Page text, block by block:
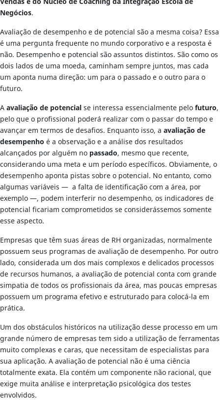
Negócios.
Avaliação de desempenho e de potencial são a mesma coisa? Essa
é uma pergunta frequente no mundo corporativo e a resposta é
não. Desempenho e potencial são assuntos distintos. São como os
dois lados de uma moeda, caminham sempre juntos, mas cada
um aponta numa direção: um para o passado e o outro para o
futuro.
Aavaliação de potencialse interessa essencialmente pelofuturo,
pelo que o profissional poderá realizar com o passar do tempo e
avançar em termos de desafios. Enquanto isso, a avaliação de
desempenho é a observação e a análise dos resultados
alcançados por alguém no passado, mesmo que recente,
considerando uma meta e um período específicos. Obviamente, o
desempenho aponta pistas sobre o potencial. No entanto, como
algumas variáveis — a falta de identificação com a área, por
exemplo —, podem interferir no desempenho, os indicadores de
potencial ficariam comprometidos se considerássemos somente
esse aspecto.
Empresas que têm suas áreas de RH organizadas, normalmente
possuem seus programas de avaliação de desempenho. Por outro
lado, considerada um dos mais complexos e delicados processos
de recursos humanos, a avaliação de potencial conta com grande
simpatia de todos os profissionais da área, mas poucas empresas
possuem um programa efetivo e estruturado para colocá-la em
prática.
Um dos obstáculos históricos na utilização desse processo em um
grande número de empresas tem sido a utilização de ferramentas
muito complexas e caras, que necessitam de especialistas para
sua aplicação. A avaliação de potencial não é uma ciência
totalmente exata. Ela contém um componente não racional, que
exige muita análise e interpretação psicológica dos testes
envolvidos.